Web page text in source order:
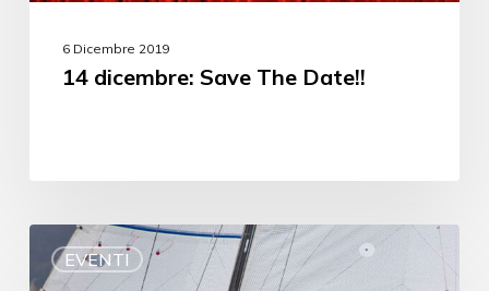
6 Dicembre 2019
14 dicembre: Save The Date!!
EVENTI